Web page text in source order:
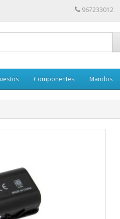
967233012
Componentes Mandos